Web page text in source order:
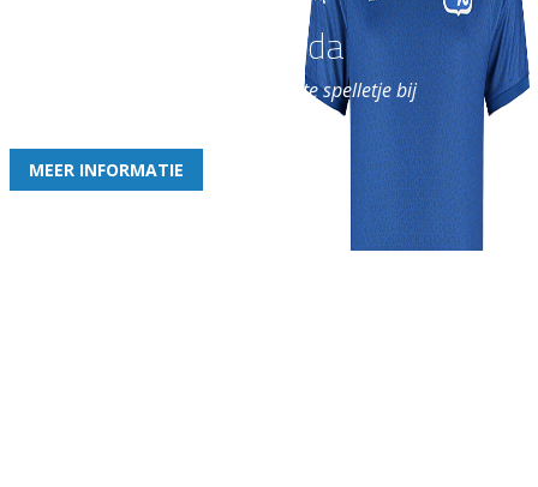
Word nu lid van Rohda
en geniet iedere week van het leukste spelletje bij
MEER INFORMATIE